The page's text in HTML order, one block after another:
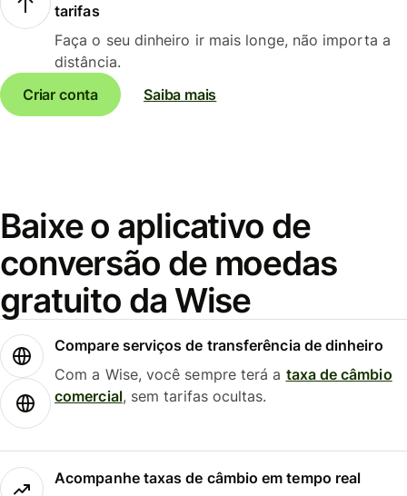
tarifas
Faça o seu dinheiro ir mais longe, não importa a
distância.
Criar conta
Saiba mais
Baixe o aplicativo de
conversão de moedas
gratuito da Wise
Compare serviços de transferência de dinheiro
Com a Wise, você sempre terá a taxa de câmbio
comercial, sem tarifas ocultas.
Acompanhe taxas de câmbio em tempo real